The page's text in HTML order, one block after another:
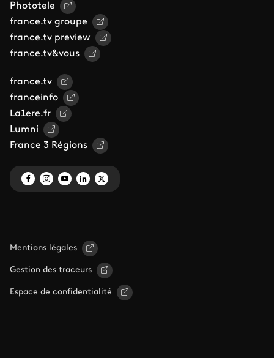
Phototele
france.tv groupe
france.tv preview
france.tv&vous
france.tv
franceinfo
La1ere.fr
Lumni
France 3 Régions
Mentions légales
Gestion des traceurs
Espace de confidentialité